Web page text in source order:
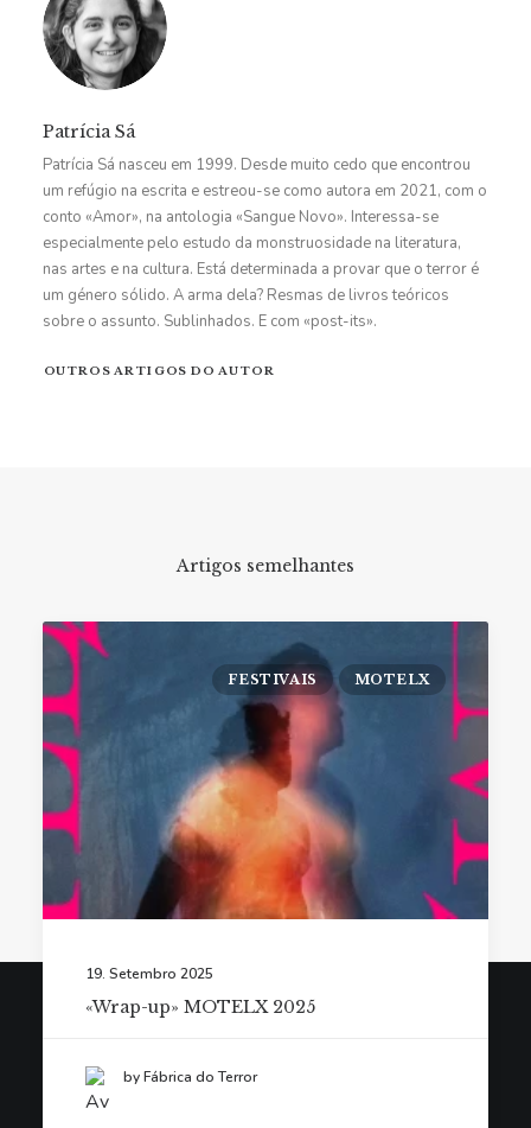
Patrícia Sá
Patrícia Sá nasceu em 1999. Desde muito cedo que encontrou
um refúgio na escrita e estreou-se como autora em 2021, com o
conto «Amor», na antologia «Sangue Novo». Interessa-se
especialmente pelo estudo da monstruosidade na literatura,
nas artes e na cultura. Está determinada a provar que o terror é
um género sólido. A arma dela? Resmas de livros teóricos
sobre o assunto. Sublinhados. E com «post-its».
OUTROS ARTIGOS DO AUTOR
Artigos semelhantes
FESTIVAIS MOTELX
19. Setembro 2025
«Wrap-up» MOTELX 2025
by Fábrica do Terror